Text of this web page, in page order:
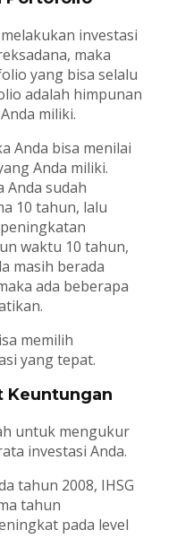
investasi
maka
yang bisa selalu
adalah himpunan
miliki.
Anda bisa menilai
Anda miliki.
Anda sudah
10 tahun, lalu
waktu 10 tahun,
masih berada
ada beberapa
memilih
yang tepat.
Keuntungan
untuk mengukur
investasi Anda.
tahun 2008, IHSG
tahun
pada level